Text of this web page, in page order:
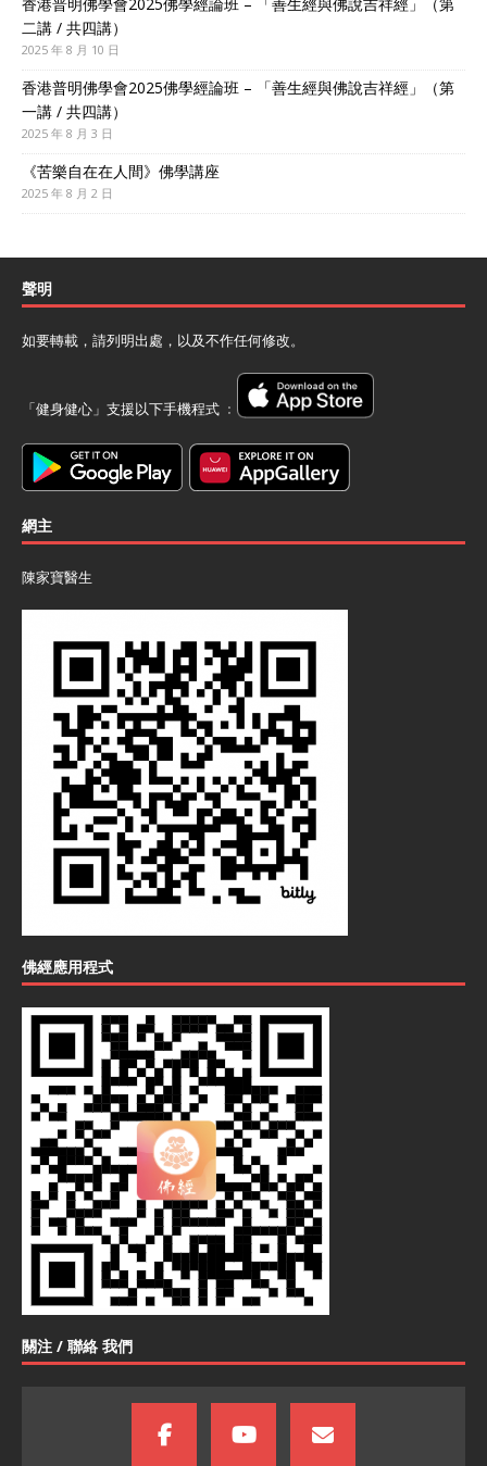
二講 / 共四講）
2025 年 8 月 10 日
香港普明佛學會2025佛學經論班 – 「善生經與佛說吉祥經」（第
一講 / 共四講）
2025 年 8 月 3 日
《苦樂自在在人間》佛學講座
2025 年 8 月 2 日
聲明
如要轉載，請列明出處，以及不作任何修改。
「健身健心」支援以下手機程式 ﹕
網主
陳家寶醫生
佛經應用程式
關注 / 聯絡 我們